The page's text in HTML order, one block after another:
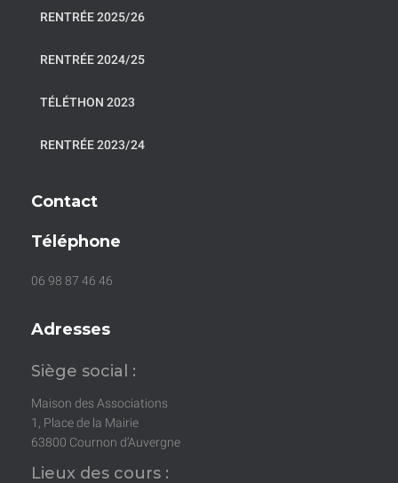
RENTRÉE 2025/26
RENTRÉE 2024/25
TÉLÉTHON 2023
RENTRÉE 2023/24
Contact
Téléphone
06 98 87 46 46
Adresses
Siège social :
Maison des Associations
1, Place de la Mairie
63800 Cournon d’Auvergne
Lieux des cours :